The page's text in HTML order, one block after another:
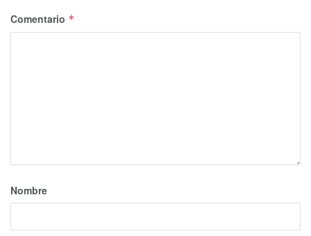
Comentario *
Nombre